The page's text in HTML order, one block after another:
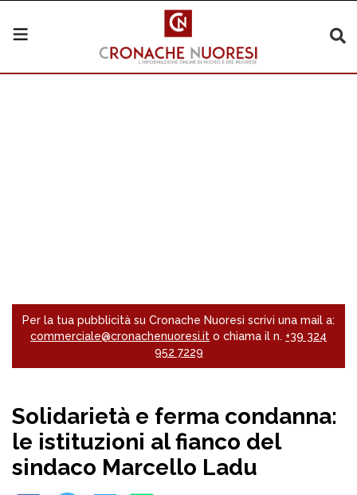
Per la tua pubblicità su Cronache Nuoresi scrivi una mail a:
commerciale@cronachenuoresi.it o chiama il n. +39 324
952 7229
Solidarietà e ferma condanna:
le istituzioni al fianco del
sindaco Marcello Ladu